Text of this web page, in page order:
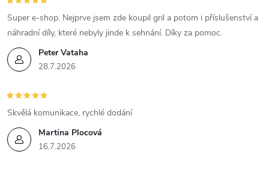
í
p
r
v
k
y
Peter Vataha
28.7.2026
Super e-shop. Nejprve jsem zde koupil gril a potom i příslušenství a
náhradní díly, které nebyly jinde k sehnání. Díky za pomoc.
Martina Plocová
16.7.2026
Skvělá komunikace, rychlé dodání